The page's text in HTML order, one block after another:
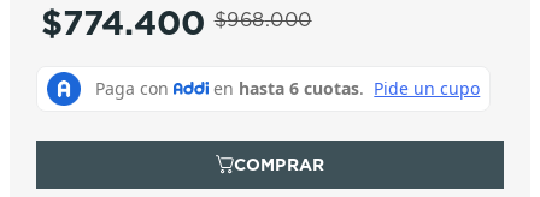
$968.000
$774.400